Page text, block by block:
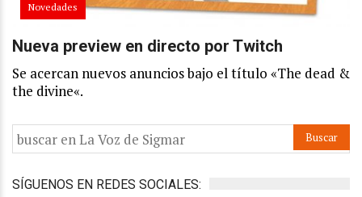
Novedades
Nueva preview en directo por Twitch
Se acercan nuevos anuncios bajo el título «The dead &
the divine«.
SÍGUENOS EN REDES SOCIALES: